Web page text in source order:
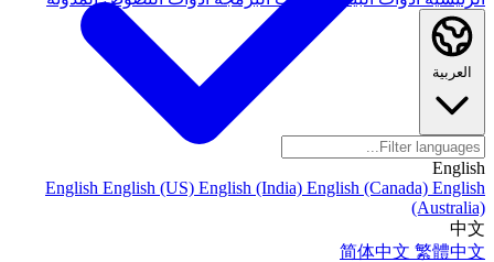
العربية
English
English English (US) English (India) English (Canada) English
(Australia)
中文
简体中文 繁體中文